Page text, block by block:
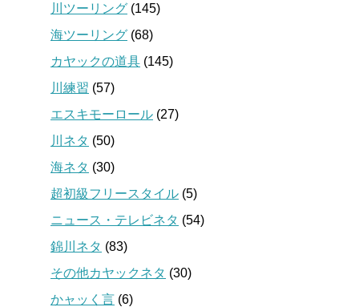
川ツーリング (145)
海ツーリング (68)
カヤックの道具 (145)
川練習 (57)
エスキモーロール (27)
川ネタ (50)
海ネタ (30)
超初級フリースタイル (5)
ニュース・テレビネタ (54)
錦川ネタ (83)
その他カヤックネタ (30)
かャッく言 (6)